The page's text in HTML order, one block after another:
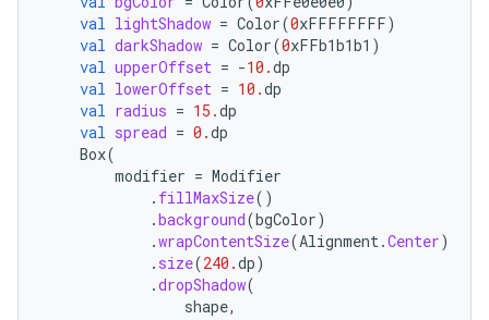
val lightShadow = Color(0xFFFFFFFF)
val darkShadow = Color(0xFFb1b1b1 )
val upperOffset = -10.dp
val lowerOffset = 10.dp
val radius = 15.dp
val spread = 0.dp
Box(
modifier = Modifier
. fillMaxSize()
.background(bgColor)
.wrapContentSize(Alignment .Center)
. size(240.dp)
.dropShadow(
shape,